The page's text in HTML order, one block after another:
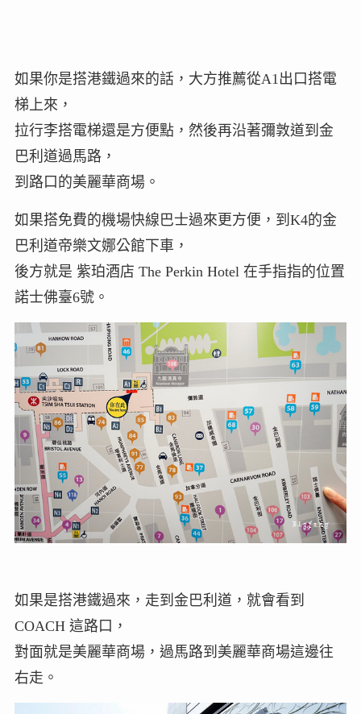
如果你是搭港鐵過來的話，大方推薦從A1出口搭電
梯上來，
拉行李搭電梯還是方便點，然後再沿著彌敦道到金
巴利道過馬路，
到路口的美麗華商場。
如果搭免費的機場快線巴士過來更方便，到K4的金
巴利道帝樂文娜公館下車，
後方就是 紫珀酒店 The Perkin Hotel 在手指指的位置
諾士佛臺6號。
如果是搭港鐵過來，走到金巴利道，就會看到
COACH 這路口，
對面就是美麗華商場，過馬路到美麗華商場這邊往
右走。